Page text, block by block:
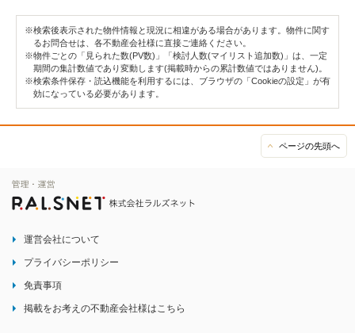
※検索後表示された物件情報と現況に相違がある場合があります。物件に関す
るお問合せは、各不動産会社様に直接ご連絡ください。
※物件ごとの「見られた数(PV数)」「検討人数(マイリスト追加数)」は、一定
期間の集計数値であり変動します(掲載時からの累計数値ではありません)。
※検索条件保存・読込機能を利用するには、ブラウザの「Cookieの設定」が有
効になっている必要があります。
ページの先頭へ
運営会社について
プライバシーポリシー
免責事項
掲載をお考えの不動産会社様はこちら